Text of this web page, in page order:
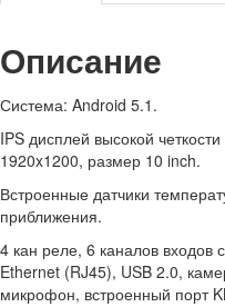
Описание
Система: Android 5.1.
IPS дисплей высокой
1920x1200, размер 10 inch.
Встроенные датчики
приближения.
4 кан реле, 6 каналов входов
Ethernet (RJ45), USB 2.0,
микрофон, встроенный порт